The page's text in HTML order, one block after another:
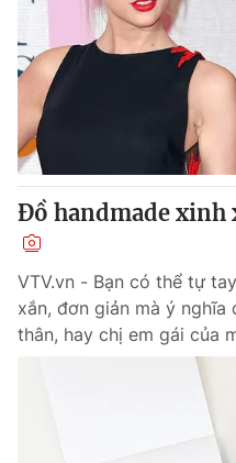
Đồ handmade xinh
VTV.vn - Bạn có thể tự
xắn, đơn giản mà ý
thân, hay chị em gái của